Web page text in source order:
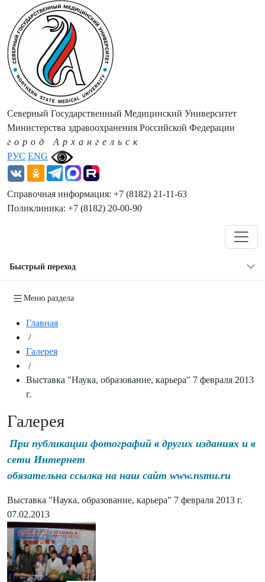
РУС ENG
Северный Государственный Медицинский Университет
Министерства здравоохранения Российской Федерации
город Архангельск
Справочная информация: +7 (8182) 21-11-63
Поликлиника: +7 (8182) 20-00-90
Быстрый переход
Меню раздела
Главная
/
Галерея
/
Выставка "Наука, образование, карьера" 7 февраля 2013
г.
Галерея
При публикации фотографий в других изданиях и в
сети Интернет
обязательна ссылка на наш сайт www.nsmu.ru
Выставка "Наука, образование, карьера" 7 февраля 2013 г.
07.02.2013